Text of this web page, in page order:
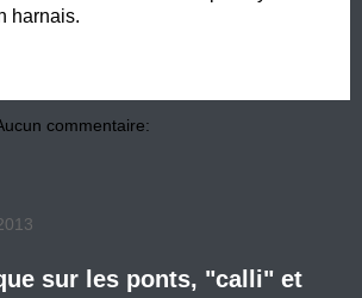
harnais.
commentaire:
sur les ponts, "calli" et